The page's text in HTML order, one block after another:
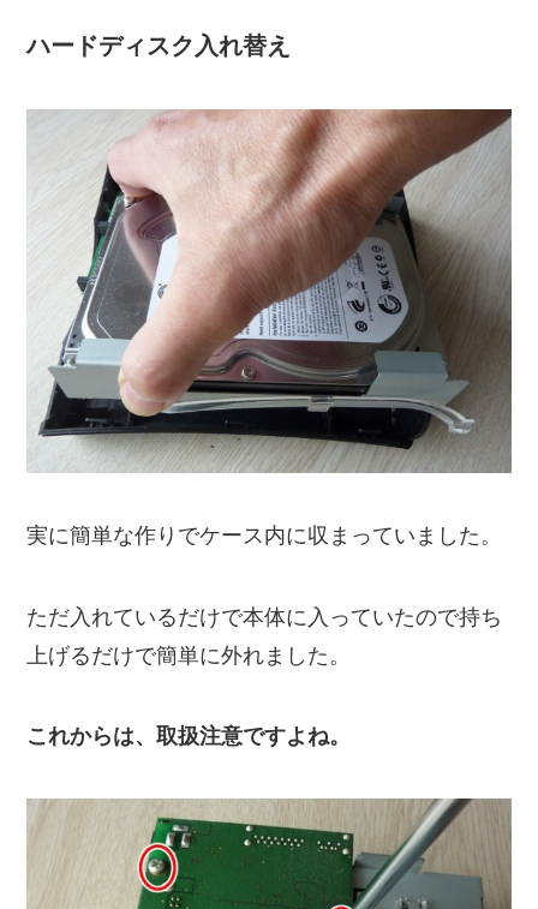
ハードディスク入れ替え
実に簡単な作りでケース内に収まっていました。
ただ入れているだけで本体に入っていたので持ち
上げるだけで簡単に外れました。
これからは、取扱注意ですよね。